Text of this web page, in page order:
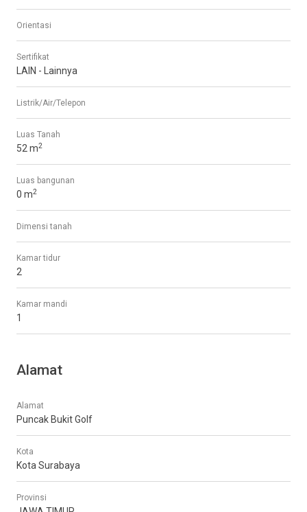
Orientasi
Sertifikat
LAIN - Lainnya
Listrik/Air/Telepon
Luas Tanah
52 m2
Luas bangunan
0 m2
Dimensi tanah
Kamar tidur
2
Kamar mandi
1
Alamat
Alamat
Puncak Bukit Golf
Kota
Kota Surabaya
Provinsi